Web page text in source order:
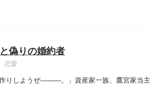
偽りの婚約者
恋愛
りしようぜ―――。」資産家一族、鷹宮家当